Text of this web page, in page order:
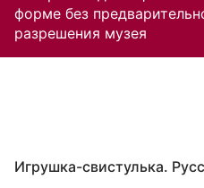
форме без
разрешения музея
Игрушка-свистулька.